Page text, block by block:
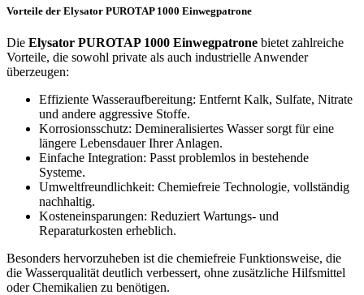
Vorteile der Elysator PUROTAP 1000 Einwegpatrone
Die Elysator PUROTAP 1000 Einwegpatrone bietet zahlreiche
Vorteile, die sowohl private als auch industrielle Anwender
überzeugen:
Effiziente Wasseraufbereitung: Entfernt Kalk, Sulfate, Nitrate
und andere aggressive Stoffe.
Korrosionsschutz: Demineralisiertes Wasser sorgt für eine
längere Lebensdauer Ihrer Anlagen.
Einfache Integration: Passt problemlos in bestehende
Systeme.
Umweltfreundlichkeit: Chemiefreie Technologie, vollständig
nachhaltig.
Kosteneinsparungen: Reduziert Wartungs- und
Reparaturkosten erheblich.
Besonders hervorzuheben ist die chemiefreie Funktionsweise, die
die Wasserqualität deutlich verbessert, ohne zusätzliche Hilfsmittel
oder Chemikalien zu benötigen.